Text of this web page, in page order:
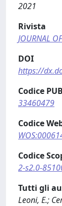
2021
Rivista
JOURNAL
DOI
https://
Codice
33460479
Codice
Codice
2-s2.0-
Tutti gli
Leoni, E.;